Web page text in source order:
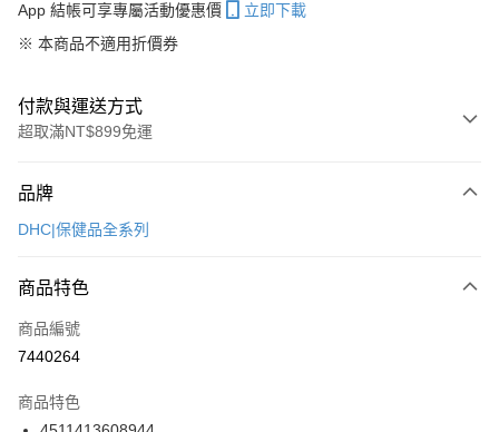
App 結帳可享專屬活動優惠價
立即下載
※ 本商品不適用折價券
付款與運送方式
超取滿NT$899免運
信用卡一次付款
LINE Pay
Apple Pay
悠遊付
品牌
DHC|保健品全系列
商品特色
商品編號
7440264
商品特色